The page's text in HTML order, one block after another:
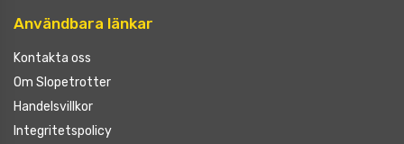
Användbara länkar
Kontakta oss
Om Slopetrotter
Handelsvillkor
Integritetspolicy